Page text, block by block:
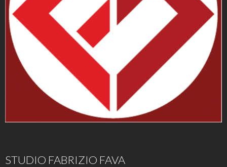
STUDIO FABRIZIO FAVA